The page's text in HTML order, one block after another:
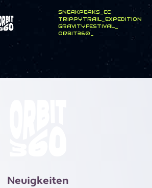
SNEAKPEAKS_CC
TRIPPYTRAIL_EXPEDITION
GRAVITYFESTIVAL_
ORBIT360_
Neuigkeiten